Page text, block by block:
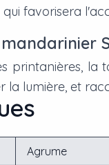
favorisera
printanières,
lumière, et
Agrume